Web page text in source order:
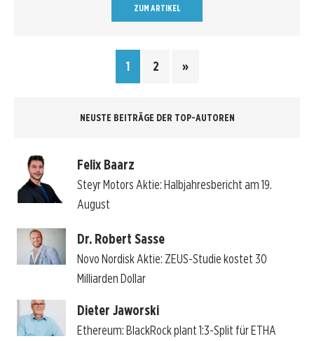
ZUM ARTIKEL
1 2 »
NEUSTE BEITRÄGE DER TOP-AUTOREN
Felix Baarz
Steyr Motors Aktie: Halbjahresbericht am 19.
August
Dr. Robert Sasse
Novo Nordisk Aktie: ZEUS-Studie kostet 30
Milliarden Dollar
Dieter Jaworski
Ethereum: BlackRock plant 1:3-Split für ETHA